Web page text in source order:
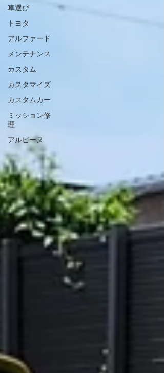
車選び
トヨタ
アルファード
メンテナンス
カスタム
カスタマイズ
カスタムカー
ミッション修
理
アルピーヌ
きるよう仕上げました✨ サーキット走行から街乗り
となりました😊 いつもリトルガレージをご利用いた
き、誠にありがとうございます。 リトルガレージで
は、R35 GT-RのTCMバージョンアップをはじめ、
ECM・AVユニット・車検・メンテナンス・カ